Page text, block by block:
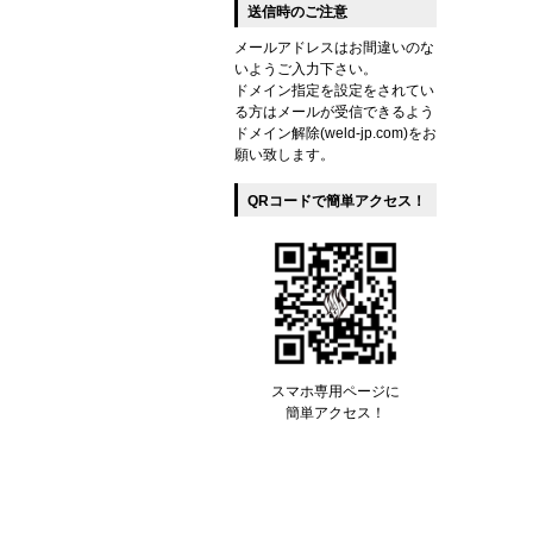
送信時のご注意
メールアドレスはお間違いのな
いようご入力下さい。
ドメイン指定を設定をされてい
る方はメールが受信できるよう
ドメイン解除(weld-jp.com)をお
願い致します。
QRコードで簡単アクセス！
スマホ専用ページに
簡単アクセス！